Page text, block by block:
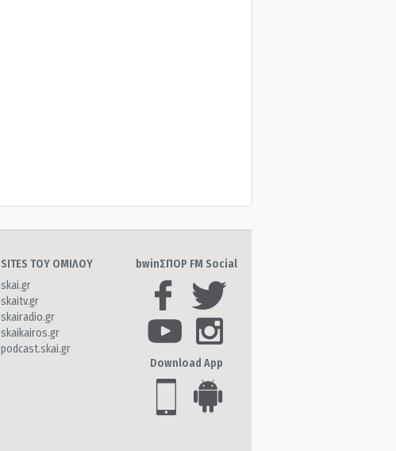
SITES ΤΟΥ ΟΜΙΛΟΥ
skai.gr
skaitv.gr
skairadio.gr
skaikairos.gr
podcast.skai.gr
bwinΣΠΟΡ FM Social
Download App